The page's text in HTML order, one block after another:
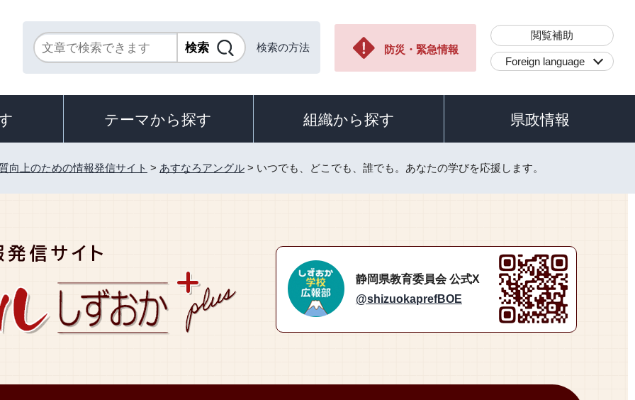
検索の方法 防災・緊急情報
閲覧補助
Foreign language
テーマから探す 組織から探す 県政情報
向上のための情報発信サイト > あすなろアングル > いつでも、どこでも、誰でも。あなたの学びを応援します。
静岡県教育委員会 公式X
@shizuokaprefBOE